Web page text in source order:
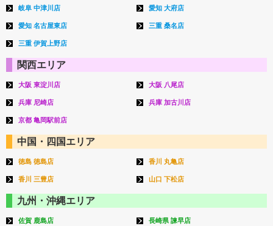
岐阜 中津川店 愛知 大府店
愛知 名古屋東店 三重 桑名店
三重 伊賀上野店
関西エリア
大阪 東淀川店 大阪 八尾店
兵庫 尼崎店 兵庫 加古川店
京都 亀岡駅前店
中国・四国エリア
徳島 徳島店 香川 丸亀店
香川 三豊店 山口 下松店
九州・沖縄エリア
佐賀 鹿島店 長崎県 諫早店